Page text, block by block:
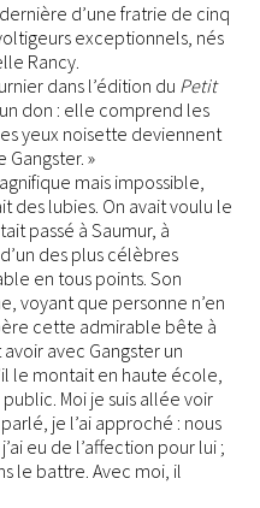
d’une fratrie de cinq
exceptionnels, nés
Rancy.
dans l’édition du Petit
un don : elle comprend les
yeux noisette deviennent
»
mais impossible,
des lubies. On avait voulu le
passé à Saumur, à
des plus célèbres
en tous points. Son
voyant que personne n’en
cette admirable bête à
avec Gangster un
le montait en haute école,
Moi je suis allée voir
je l’ai approché : nous
eu de l’affection pour lui ;
le battre. Avec moi, il